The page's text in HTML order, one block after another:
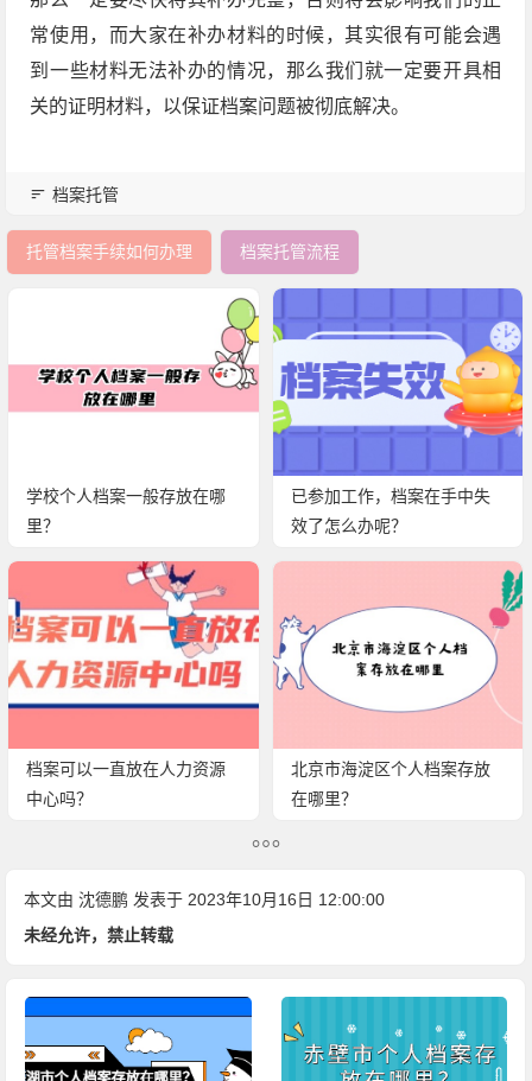
常使用，而大家在补办材料的时候，其实很有可能会遇
到一些材料无法补办的情况，那么我们就一定要开具相
关的证明材料，以保证档案问题被彻底解决。
档案托管
托管档案手续如何办理 档案托管流程
学校个人档案一般存放在哪
里？
已参加工作，档案在手中失
效了怎么办呢？
档案可以一直放在人力资源
中心吗？
北京市海淀区个人档案存放
在哪里？
本文由沈德鹏 发表于 2023年10月16日 12:00:00
未经允许，禁止转载